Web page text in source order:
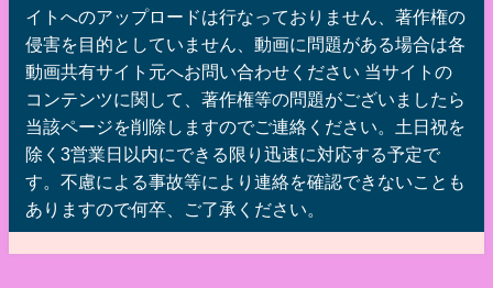
イトへのアップロードは行なっておりません、著作権の
侵害を目的としていません、動画に問題がある場合は各
動画共有サイト元へお問い合わせください 当サイトの
コンテンツに関して、著作権等の問題がございましたら
当該ページを削除しますのでご連絡ください。土日祝を
除く3営業日以内にできる限り迅速に対応する予定で
す。不慮による事故等により連絡を確認できないことも
ありますので何卒、ご了承ください。